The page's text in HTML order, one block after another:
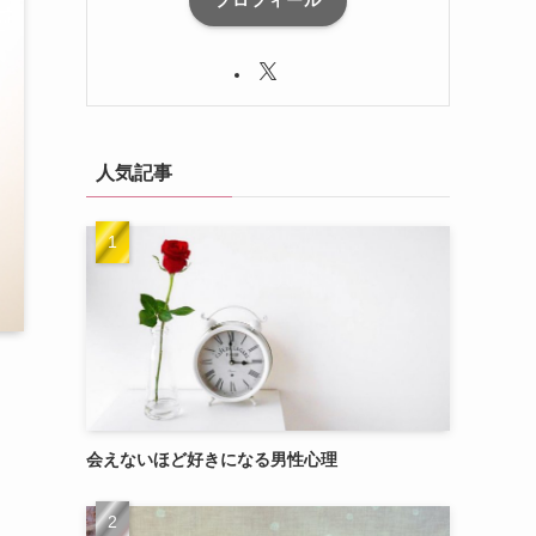
人気記事
会えないほど好きになる男性心理